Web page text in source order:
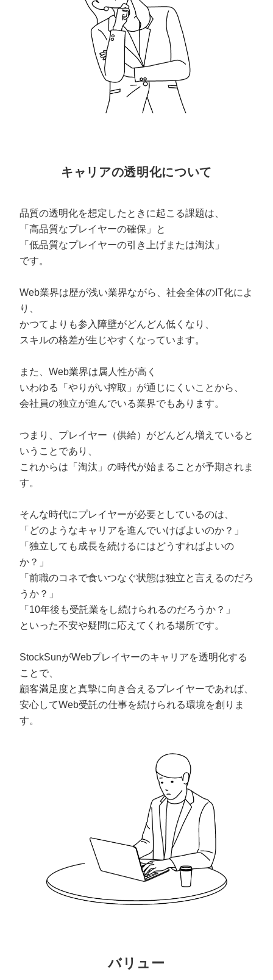
キャリアの透明化について
品質の透明化を想定したときに起こる課題は、
「高品質なプレイヤーの確保」と
「低品質なプレイヤーの引き上げまたは淘汰」
です。
Web業界は歴が浅い業界ながら、社会全体のIT化によ
り、
かつてよりも参入障壁がどんどん低くなり、
スキルの格差が生じやすくなっています。
また、Web業界は属人性が高く
いわゆる「やりがい搾取」が通じにくいことから、
会社員の独立が進んでいる業界でもあります。
つまり、プレイヤー（供給）がどんどん増えていると
いうことであり、
これからは「淘汰」の時代が始まることが予期されま
す。
そんな時代にプレイヤーが必要としているのは、
「どのようなキャリアを進んでいけばよいのか？」
「独立しても成長を続けるにはどうすればよいの
か？」
「前職のコネで食いつなぐ状態は独立と言えるのだろ
うか？」
「10年後も受託業をし続けられるのだろうか？」
といった不安や疑問に応えてくれる場所です。
StockSunがWebプレイヤーのキャリアを透明化する
ことで、
顧客満足度と真摯に向き合えるプレイヤーであれば、
安心してWeb受託の仕事を続けられる環境を創りま
す。
バリュー